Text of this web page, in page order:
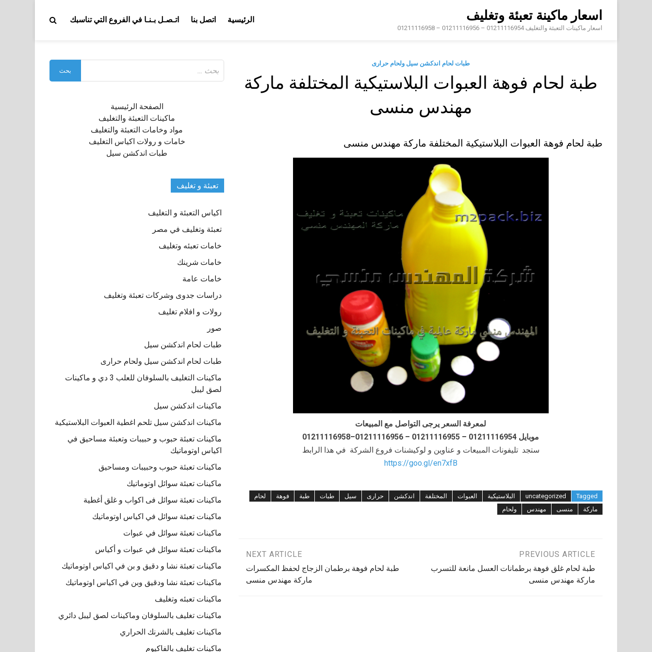
content
اسعار ماكينة تعبئة وتغليف
اسعار ماكينات التعبئة والتغليف 01211116954 – 01211116956 – 01211116958
الرئيسية اتصل بنا اتـصـل بـنـا في الفروع التي تناسبك
طبات لحام اندكشن سيل ولحام حرارى
طبة لحام فوهة العبوات البلاستيكية المختلفة ماركة
مهندس منسى
طبة لحام فوهة العبوات البلاستيكية المختلفة ماركة مهندس منسى
لمعرفة السعر يرجى التواصل مع المبيعات
موبايل 01211116954 – 01211116955 – 01211116956–01211116958
ستجد تليفونات المبيعات و عناوين و لوكيشنات فروع الشركة في هذا الرابط
https://goo.gl/en7xfB
Tagged
uncategorized البلاستيكية العبوات المختلفة اندكشن حرارى سيل طبات طبة فوهة
لحام
ماركة
منسى مهندس ولحام
تصفّح
المقالات
PREVIOUS ARTICLE
طبة لحام غلق فوهة برطمانات العسل مانعة للتسرب
ماركة مهندس منسى
NEXT ARTICLE
طبة لحام فوهة برطمان الزجاج لحفظ المكسرات
ماركة مهندس منسى
عن:
الصفحة الرئيسية
ماكينات التعبئة والتغليف
مواد وخامات التعبئة والتغليف
خامات و رولات اكياس التغليف
طبات اندكشن سيل
تعبئة و تغليف
اكياس التعبئة و التغليف
تعبئة وتغليف في مصر
خامات تعبئه وتغليف
خامات شرينك
خامات عامة
دراسات جدوى وشركات تعبئة وتغليف
رولات و افلام تغليف
صور
طبات لحام اندكشن سيل
طبات لحام اندكشن سيل ولحام حرارى
ماكينات التغليف بالسلوفان للعلب 3 دي و ماكينات
لصق ليبل
ماكينات اندكشن سيل
ماكينات اندكشن سيل تلحم اغطية العبوات البلاستيكية
ماكينات تعبئة حبوب و حبيبات وتعبئة مساحيق في
اكياس اوتوماتيك
ماكينات تعبئة حبوب وحبيبات ومساحيق
ماكينات تعبئة سوائل اوتوماتيك
ماكينات تعبئة سوائل فى اكواب و غلق أغطية
ماكينات تعبئة سوائل في اكياس اوتوماتيك
ماكينات تعبئة سوائل في عبوات
ماكينات تعبئة سوائل في عبوات و أكياس
ماكينات تعبئة نشا و دقيق و بن في اكياس اوتوماتيك
ماكينات تعبئة نشا ودقيق وبن في اكياس اوتوماتيك
ماكينات تعبئه وتغليف
ماكينات تغليف بالسلوفان وماكينات لصق ليبل دائري
ماكينات تغليف بالشرنك الحراري
ماكينات تغليف بالفاكيوم